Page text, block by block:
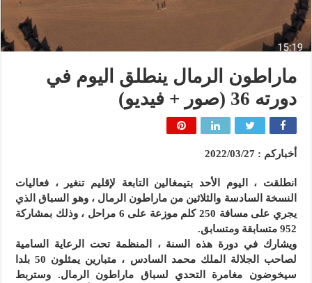
ماراطون الرمال ينطلق اليوم في
دورته 36 (صور + فيديو)
أخباركم : 2022/03/27
انطلقت ، اليوم الأحد بتيمغالين التابعة لإقليم تنغير ، فعاليات
النسخة السادسة والثلاثين من ماراطون الرمال ، وهو السباق الذي
يجري على مسافة 250 كلم موزعة على 6 مراحل ، وذلك بمشاركة
952 متسابقة ومتسابق.
ويشارك في دورة هذه السنة ، المنظمة تحت الرعاية السامية
لصاحب الجلالة الملك محمد السادس ، متبارين يمثلون 50 بلدا
سيخوضون مغامرة التحدي لسباق ماراطون الرمال. وستربط